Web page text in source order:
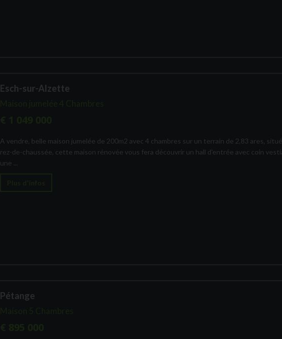
Esch-sur-Alzette
A vendre, belle maison jumelée de 200m2 avec 4 chambres sur un terrain de 2,83 ares,
rez-de-chaussée, cette maison rénovée vous fera découvrir un hall d'entrée avec coin
une ...
Pétange